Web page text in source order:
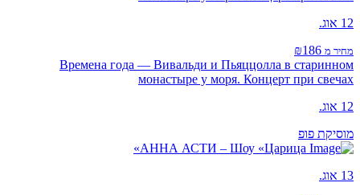
12 אוג.
מחיר מ
Времена года — Вивальди и Пьяццолла в старинном
монастыре у моря. Концерт при свечах
12 אוג.
מוסיקת פופ
АННА АСТИ – Шоу «Царица»
13 אוג.